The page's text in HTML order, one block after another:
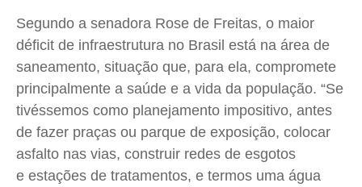
Anuncie
Quem Somos
Expediente
Contato
Anuncie
Quem Somos
Expediente
Contato
Anuncie
Quem Somos
Expediente
Contato
Anuncie
Quem Somos
Expediente
Contato
Segundo a senadora Rose de Freitas, o maior
déficit de infraestrutura no Brasil está na área de
saneamento, situação que, para ela, compromete
principalmente a saúde e a vida da população. “Se
tivéssemos como planejamento impositivo, antes
de fazer praças ou parque de exposição, colocar
asfalto nas vias, construir redes de esgotos
e estações de tratamentos, e termos uma água